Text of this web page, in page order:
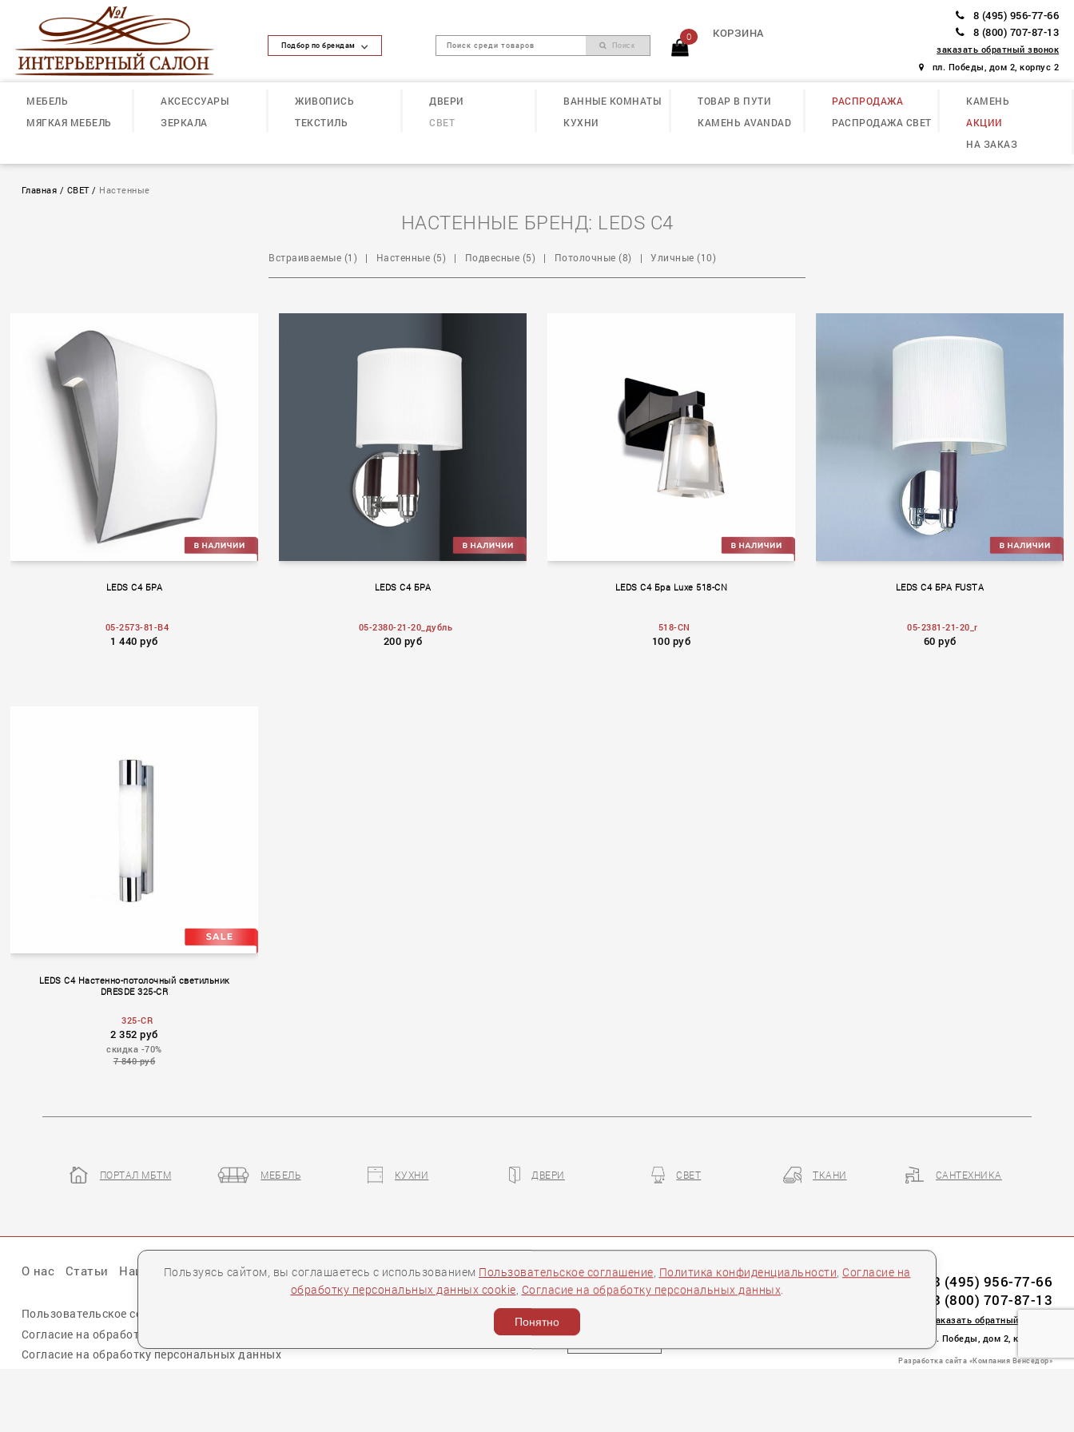
Подбор по брендам Поиск
0 КОРЗИНА
8 (495) 956-77-66
8 (800) 707-87-13
заказать обратный звонок
пл. Победы, дом 2, корпус 2
МЕБЕЛЬ
МЯГКАЯ МЕБЕЛЬ
АКСЕССУАРЫ
ЗЕРКАЛА
ЖИВОПИСЬ
ТЕКСТИЛЬ
ДВЕРИ
СВЕТ
ВАННЫЕ КОМНАТЫ
КУХНИ
ТОВАР В ПУТИ
КАМЕНЬ AVANDAD
РАСПРОДАЖА
РАСПРОДАЖА СВЕТ
КАМЕНЬ
АКЦИИ
НА ЗАКАЗ
Главная / СВЕТ/ Настенные
НАСТЕННЫЕ БРЕНД: LEDS C4
Встраиваемые (1) | Настенные (5) | Подвесные (5) | Потолочные (8) | Уличные (10)
LEDS C4 БРА
05-2573-81-B4
1 440 руб
LEDS C4 БРА
05-2380-21-20_дубль
200 руб
LEDS C4 Бра Luxe 518-CN
518-CN
100 руб
LEDS C4 БРА FUSTA
05-2381-21-20_r
60 руб
LEDS C4 Настенно-потолочный светильник
DRESDE 325-CR
325-CR
2 352 руб
скидка -70%
7 840 руб
Пользуясь сайтом, вы соглашаетесь с использованием Пользовательское соглашение, Политика конфиденциальности, Согласие на
обработку персональных данных cookie, Согласие на обработку персональных данных.
Понятно
ПОРТАЛ МБТМ МЕБЕЛЬ КУХНИ ДВЕРИ СВЕТ ТКАНИ САНТЕХНИКА
О нас Статьи Наши презентации Бренды Партнеры Контакты
Пользовательское соглашение
Согласие на обработку персональных данных cookie
Согласие на обработку персональных данных
Следите за нами:
8 (495) 956-77-66
8 (800) 707-87-13
заказать обратный звонок
пл. Победы, дом 2, корпус 2
Разработка сайта «Компания Венседор»